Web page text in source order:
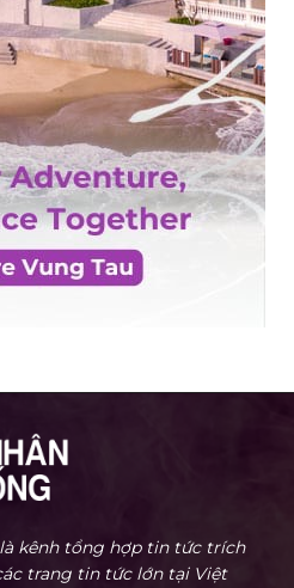
kênh tổng hợp tin tức trích
trang tin tức lớn tại Việt